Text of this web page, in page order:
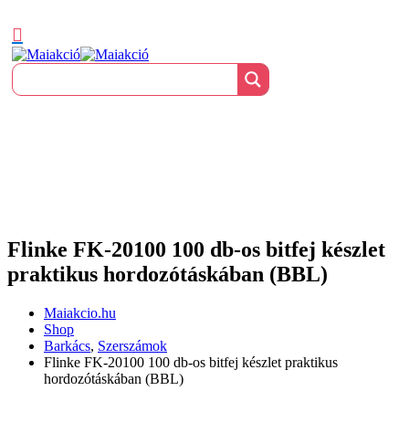
Flinke FK-20100 100 db-os bitfej készlet
praktikus hordozótáskában (BBL)
Maiakcio.hu
Shop
Barkács, Szerszámok
Flinke FK-20100 100 db-os bitfej készlet praktikus
hordozótáskában (BBL)